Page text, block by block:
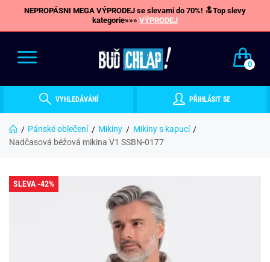
NEPROPÁSNI MEGA VÝPRODEJ se slevami do 70%! 🔝Top slevy
kategorie»»» VÝPRODEJ
0
VYHLEDÁVÁNÍ PŘIHLÁSIT SE
Pánské oblečení Mikiny
Mikiny s kapucí
Nadčasová béžová mikina V1 SSBN-0177
SLEVA -42%